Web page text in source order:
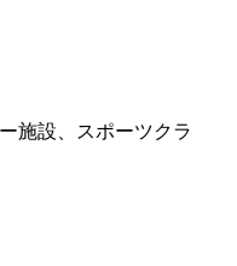
施設、スポーツクラ